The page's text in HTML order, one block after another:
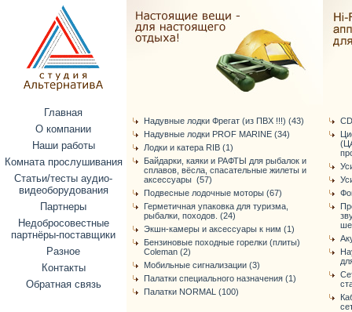
Главная
О компании
Наши работы
Комната прослушивания
Статьи/тесты аудио-
видеоборудования
Партнеры
Недобросовестные
партнёры-поставщики
Разное
Контакты
Обратная связь
Надувные лодки Фрегат (из ПВХ !!!) (43)
Надувные лодки PROF MARINE (34)
Лодки и катера RIB (1)
Байдарки, каяки и РАФТЫ для рыбалок и
сплавов, вёсла, спасательные жилеты и
аксессуары (57)
Подвесные лодочные моторы (67)
Герметичная упаковка для туризма,
рыбалки, походов. (24)
Экшн-камеры и аксессуары к ним (1)
Бензиновые походные горелки (плиты)
Coleman (2)
Мобильные сигнализации (3)
Палатки специального назначения (1)
Палатки NORMAL (100)